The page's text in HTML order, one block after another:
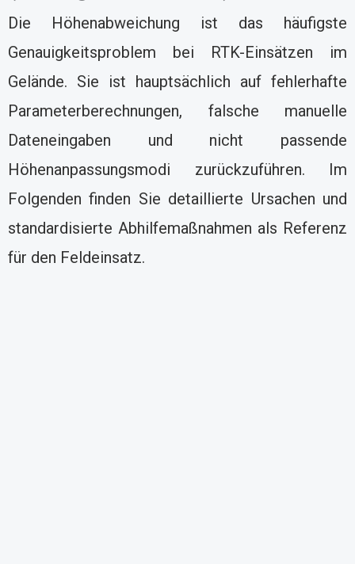
Die Höhenabweichung ist das häufigste
Genauigkeitsproblem bei RTK-Einsätzen im
Gelände. Sie ist hauptsächlich auf fehlerhafte
Parameterberechnungen, falsche manuelle
Dateneingaben und nicht passende
Höhenanpassungsmodi zurückzuführen. Im
Folgenden finden Sie detaillierte Ursachen und
standardisierte Abhilfemaßnahmen als Referenz
für den Feldeinsatz.